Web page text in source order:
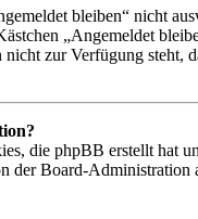
bleiben“ nicht
„Angemeldet
zur Verfügung
die phpBB erstellt hat
der Board-